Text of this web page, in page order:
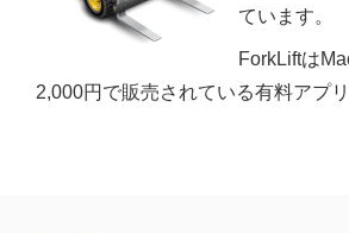
ています。
ForkLiftは
2,000円で販売されている有料アプリ